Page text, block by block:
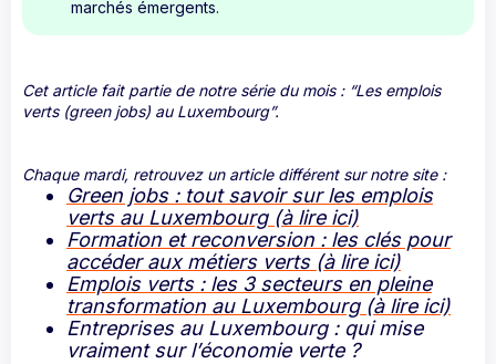
marchés émergents.
Cet article fait partie de notre série du mois : “Les emplois
verts (green jobs) au Luxembourg”.
Chaque mardi, retrouvez un article différent sur notre site :
Green jobs : tout savoir sur les emplois
verts au Luxembourg (à lire ici)
Formation et reconversion : les clés pour
accéder aux métiers verts (à lire ici)
Emplois verts : les 3 secteurs en pleine
transformation au Luxembourg (à lire ici)
Entreprises au Luxembourg : qui mise
vraiment sur l’économie verte ?